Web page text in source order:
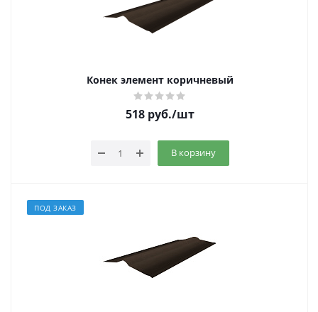
Конек элемент коричневый
518руб./шт
В корзину
ПОД ЗАКАЗ